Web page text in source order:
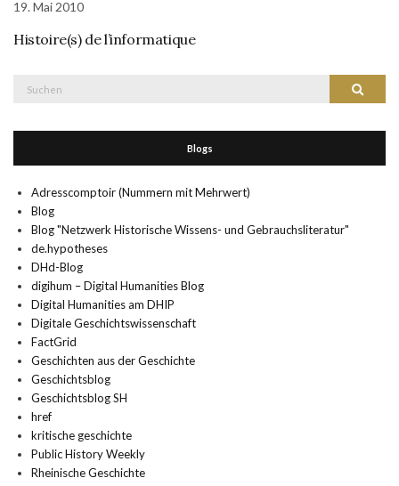
19. Mai 2010
Histoire(s) de l’informatique
Suchen
Blogs
Adresscomptoir (Nummern mit Mehrwert)
Blog
Blog "Netzwerk Historische Wissens- und Gebrauchsliteratur"
de.hypotheses
DHd-Blog
digihum – Digital Humanities Blog
Digital Humanities am DHIP
Digitale Geschichtswissenschaft
FactGrid
Geschichten aus der Geschichte
Geschichtsblog
Geschichtsblog SH
href
kritische geschichte
Public History Weekly
Rheinische Geschichte